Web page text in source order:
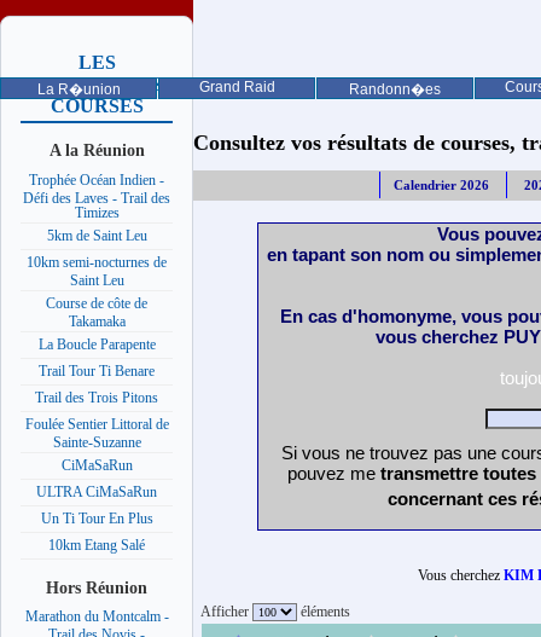
La R�union Grand Raid Randonn�es
LES
PROCHAINES
COURSES
A la Réunion
Trophée Océan Indien -
Défi des Laves - Trail des
Timizes
5km de Saint Leu
10km semi-nocturnes de
Saint Leu
Course de côte de
Takamaka
La Boucle Parapente
Trail Tour Ti Benare
Trail des Trois Pitons
Foulée Sentier Littoral de
Sainte-Suzanne
CiMaSaRun
ULTRA CiMaSaRun
Un Ti Tour En Plus
10km Etang Salé
Hors Réunion
Marathon du Montcalm -
Trail des Novis -
Consultez vos résultats de courses,
Calendrier 2026
Vous
en tapant son nom ou
En cas d'homonyme, vous
vous cherchez
Si vous ne trouvez pas une
pouvez me transmettre
concernant ces
Vous cherchez KIM
Afficher éléments